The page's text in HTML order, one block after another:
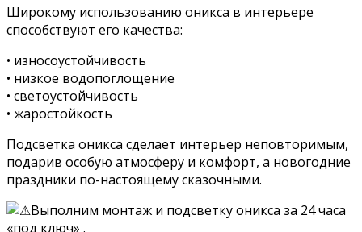
Широкому использованию оникса в интерьере
способствуют его качества:
• износоустойчивость
• низкое водопоглощение
• светоустойчивость
• жаростойкость
Подсветка оникса сделает интерьер неповторимым,
подарив особую атмосферу и комфорт, а новогодние
праздники по-настоящему сказочными.
Выполним монтаж и подсветку оникса за 24 часа
«под ключ» .